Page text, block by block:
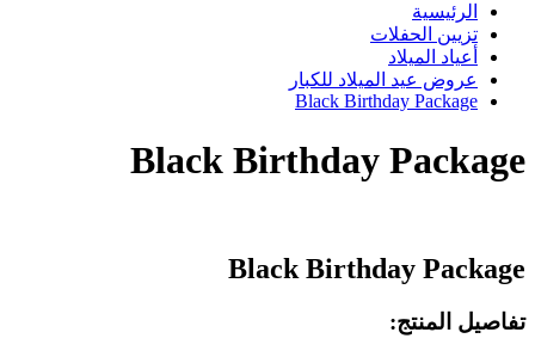
الرئيسية
تزيين الحفلات
أعياد الميلاد
عروض عيد الميلاد للكبار
Black Birthday Package
Black Birthday Package
Black Birthday Package
تفاصيل المنتج: